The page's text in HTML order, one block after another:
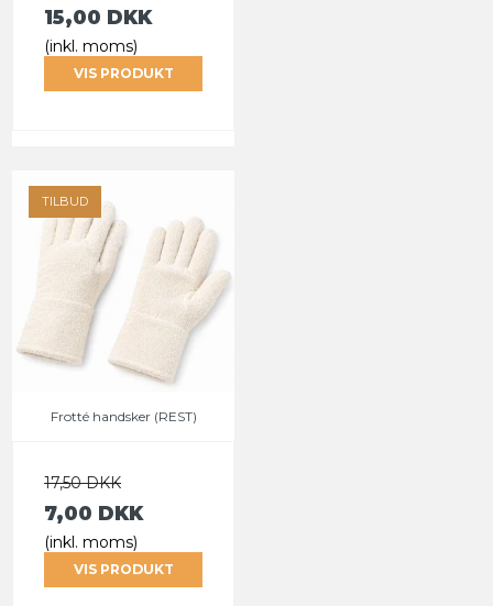
15,00 DKK
(inkl. moms)
VIS PRODUKT
TILBUD
Frotté handsker (REST)
17,50 DKK
7,00 DKK
(inkl. moms)
VIS PRODUKT